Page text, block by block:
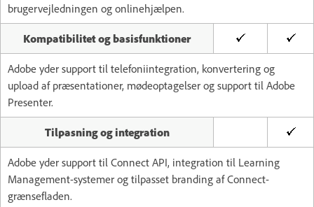
brugervejledningen og onlinehjælpen.
Kompatibilitet og basisfunktioner
Adobe yder support til telefoniintegration, konvertering og
upload af præsentationer, mødeoptagelser og support til Adobe
Presenter.
Tilpasning og integration
Adobe yder support til Connect API, integration til Learning
Management-systemer og tilpasset branding af Connect-
grænsefladen.